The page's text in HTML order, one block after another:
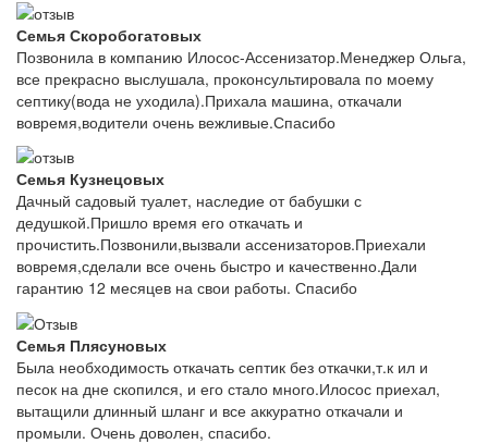
Семья Скоробогатовых
Позвонила в компанию Илосос-Ассенизатор.Менеджер Ольга,
все прекрасно выслушала, проконсультировала по моему
септику(вода не уходила).Прихала машина, откачали
вовремя,водители очень вежливые.Спасибо
Семья Кузнецовых
Дачный садовый туалет, наследие от бабушки с
дедушкой.Пришло время его откачать и
прочистить.Позвонили,вызвали ассенизаторов.Приехали
вовремя,сделали все очень быстро и качественно.Дали
гарантию 12 месяцев на свои работы. Спасибо
Семья Плясуновых
Была необходимость откачать септик без откачки,т.к ил и
песок на дне скопился, и его стало много.Илосос приехал,
вытащили длинный шланг и все аккуратно откачали и
промыли. Очень доволен, спасибо.